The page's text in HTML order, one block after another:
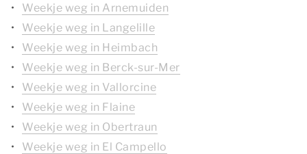
Weekje weg in Arnemuiden
Weekje weg in Langelille
Weekje weg in Heimbach
Weekje weg in Berck-sur-Mer
Weekje weg in Vallorcine
Weekje weg in Flaine
Weekje weg in Obertraun
Weekje weg in El Campello